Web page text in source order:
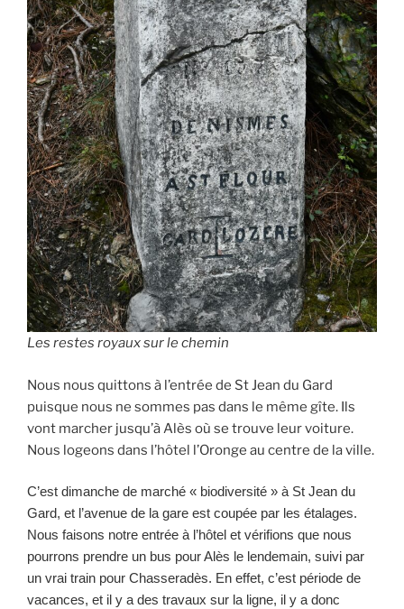
Les restes royaux sur le chemin
Nous nous quittons à l’entrée de St Jean du Gard
puisque nous ne sommes pas dans le même gîte. Ils
vont marcher jusqu’à Alès où se trouve leur voiture.
Nous logeons dans l’hôtel l’Oronge au centre de la ville.
C’est dimanche de marché « biodiversité » à St Jean du
Gard, et l’avenue de la gare est coupée par les étalages.
Nous faisons notre entrée à l’hôtel et vérifions que nous
pourrons prendre un bus pour Alès le lendemain, suivi par
un vrai train pour Chasseradès. En effet, c’est période de
vacances, et il y a des travaux sur la ligne, il y a donc